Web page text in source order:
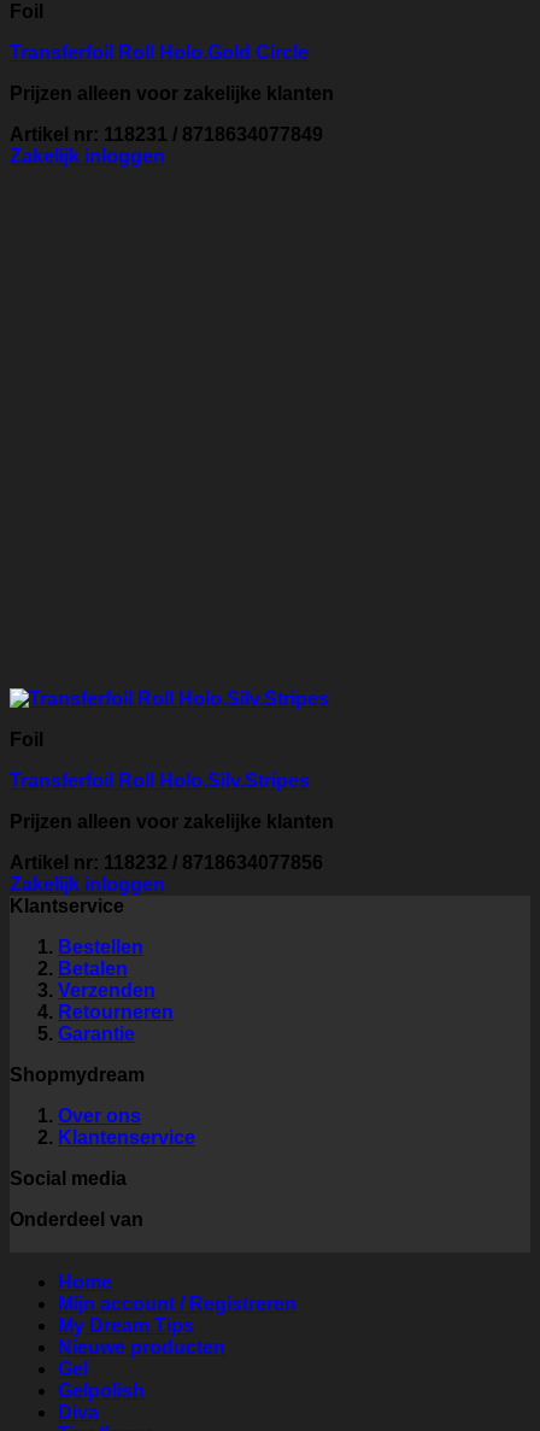
Foil
Transferfoil Roll Holo.Gold Circle
Prijzen alleen voor zakelijke klanten
Artikel nr: 118231 / 8718634077849
Zakelijk inloggen
Foil
Transferfoil Roll Holo.Silv.Stripes
Prijzen alleen voor zakelijke klanten
Artikel nr: 118232 / 8718634077856
Zakelijk inloggen
Klantservice
Bestellen
Betalen
Verzenden
Retourneren
Garantie
Shopmydream
Over ons
Klantenservice
Social media
Onderdeel van
Home
Mijn account / Registreren
My Dream Tips
Nieuwe producten
Gel
Gelpolish
Diva